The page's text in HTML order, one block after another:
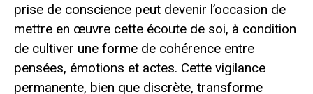
prise de conscience peut devenir l’occasion de
mettre en œuvre cette écoute de soi, à condition
de cultiver une forme de cohérence entre
pensées, émotions et actes. Cette vigilance
permanente, bien que discrète, transforme